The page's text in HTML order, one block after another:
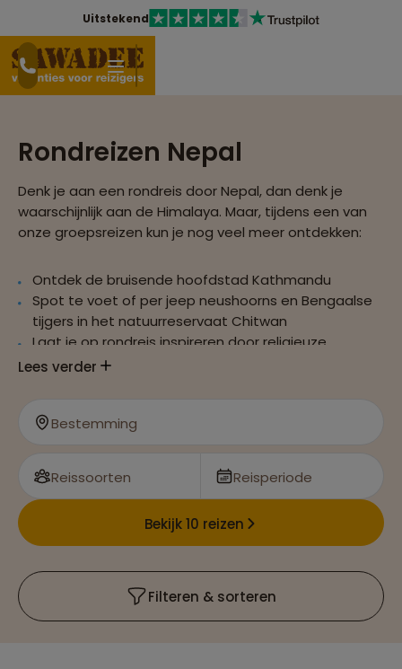
Uitstekend
Rondreizen Nepal
Denk je aan een rondreis door Nepal, dan denk je
waarschijnlijk aan de Himalaya. Maar, tijdens een van
onze groepsreizen kun je nog veel meer ontdekken:
Ontdek de bruisende hoofdstad Kathmandu
Spot te voet of per jeep neushoorns en Bengaalse
tijgers in het natuurreservaat Chitwan
Laat je op rondreis inspireren door religieuze
bezienswaardigheden
Lees verder
Bestemming
Reissoorten Reisperiode
Bekijk 10 reizen
Filteren & sorteren